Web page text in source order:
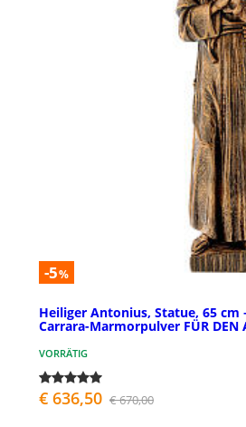
-5%
Heiliger Antonius, Statue, 65
Carrara-Marmorpulver FÜR DEN
VORRÄTIG
€ 636,50 € 670,00